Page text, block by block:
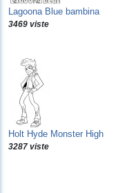
Lagoona Blue bambina
3469 viste
Holt Hyde Monster High
3287 viste